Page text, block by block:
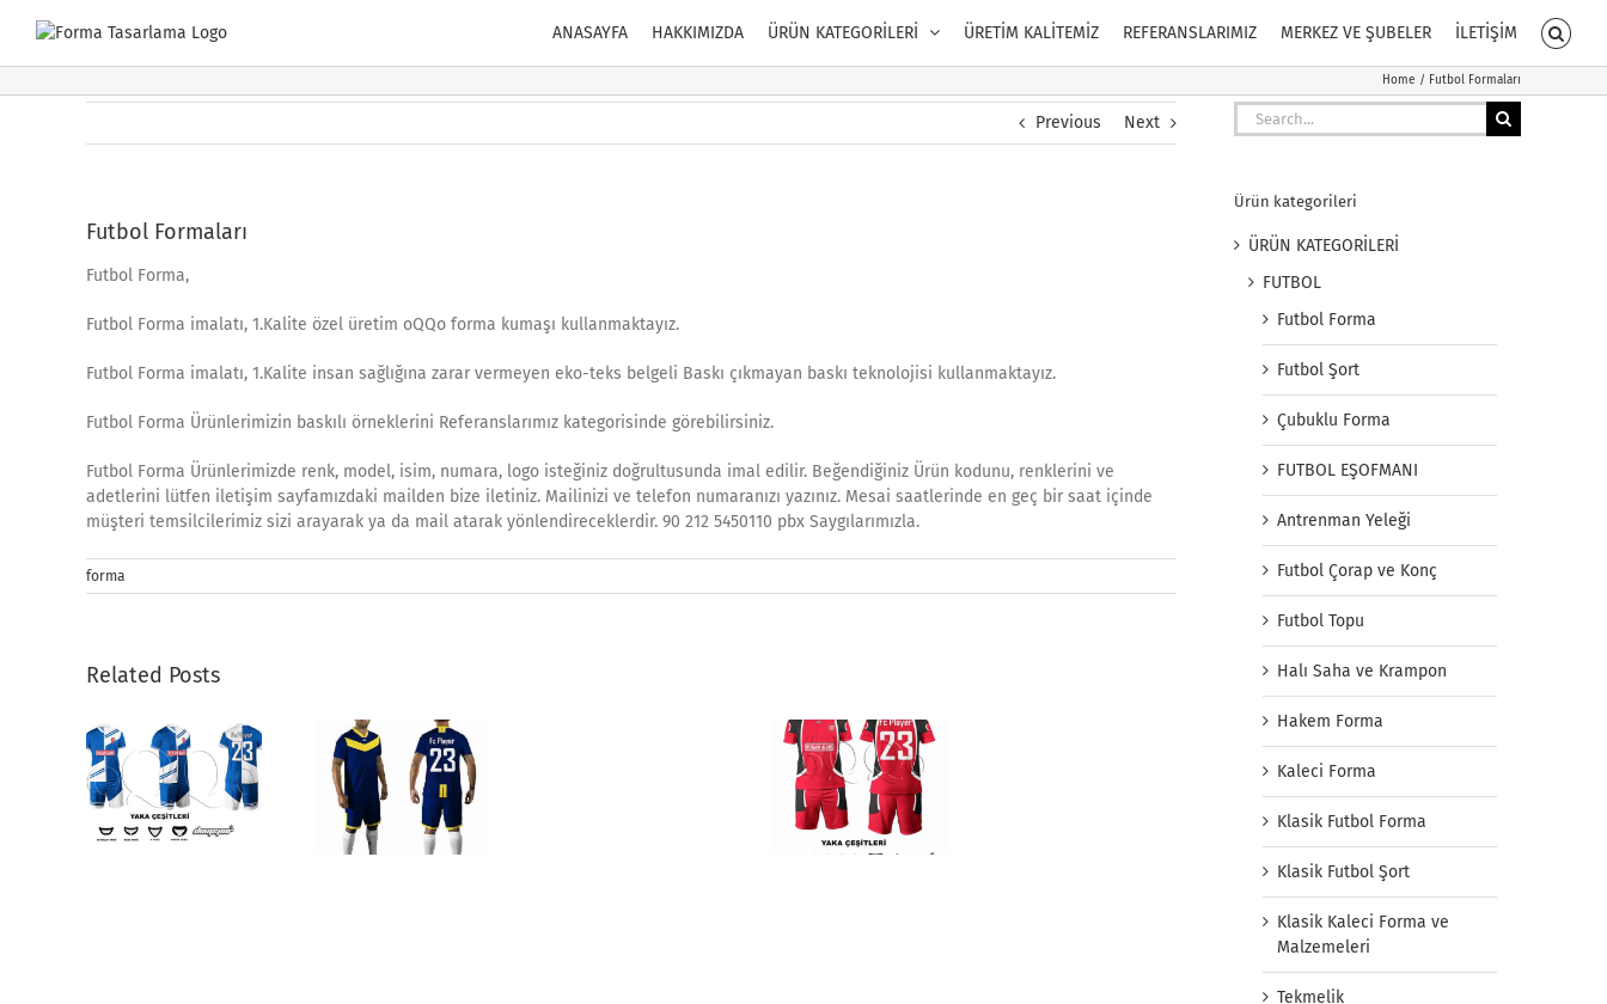
content
ANASAYFA HAKKIMIZDA ÜRÜN KATEGORİLERİ ÜRETİM KALİTEMİZ REFERANSLARIMIZ MERKEZ VE ŞUBELER İLETİŞİM
Home Futbol Formaları
Previous Next
Futbol Formaları
Futbol Forma,
Futbol Forma imalatı, 1.Kalite özel üretim oQQo forma kumaşı kullanmaktayız.
Futbol Forma imalatı, 1.Kalite insan sağlığına zarar vermeyen eko-teks belgeli Baskı çıkmayan baskı teknolojisi kullanmaktayız.
Futbol Forma Ürünlerimizin baskılı örneklerini Referanslarımız kategorisinde görebilirsiniz.
Futbol Forma Ürünlerimizde renk, model, isim, numara, logo isteğiniz doğrultusunda imal edilir. Beğendiğiniz Ürün kodunu, renklerini ve
adetlerini lütfen iletişim sayfamızdaki mailden bize iletiniz. Mailinizi ve telefon numaranızı yazınız. Mesai saatlerinde en geç bir saat içinde
müşteri temsilcilerimiz sizi arayarak ya da mail atarak yönlendireceklerdir. 90 212 5450110 pbx Saygılarımızla.
forma
Related Posts
Halı Saha
Formaları
Halı Saha
Formaları
Search
for:
Ürün kategorileri
ÜRÜN KATEGORİLERİ
FUTBOL
Futbol Forma
Futbol Şort
Çubuklu Forma
FUTBOL EŞOFMANI
Antrenman Yeleği
Futbol Çorap ve Konç
Futbol Topu
Halı Saha ve Krampon
Hakem Forma
Kaleci Forma
Klasik Futbol Forma
Klasik Futbol Şort
Klasik Kaleci Forma ve
Malzemeleri
Tekmelik